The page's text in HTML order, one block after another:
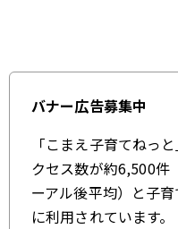
バナー広告募集中
「こまえ子育てねっ
クセス数が約6,500件
ーアル後平均）と子
に利用されています